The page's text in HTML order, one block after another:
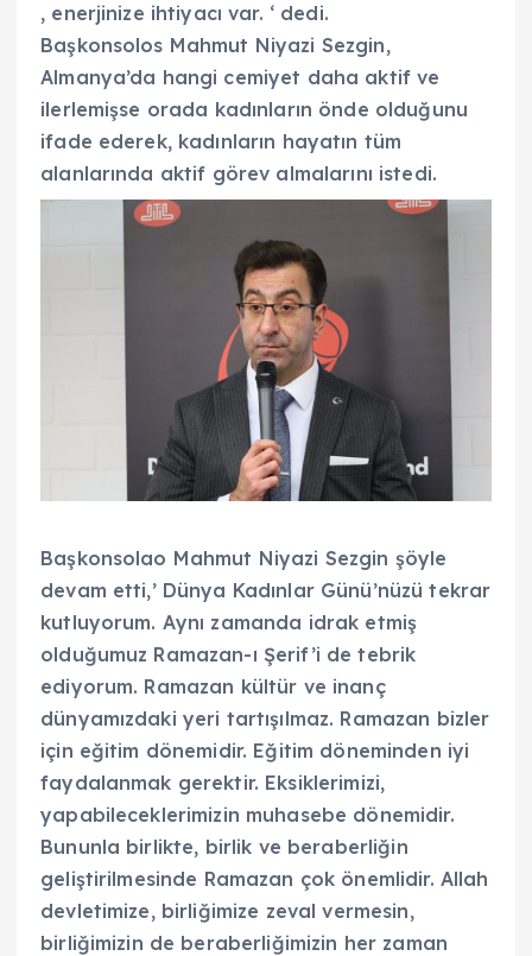
, enerjinize ihtiyacı var. ‘ dedi.
Başkonsolos Mahmut Niyazi Sezgin,
Almanya’da hangi cemiyet daha aktif ve
ilerlemişse orada kadınların önde olduğunu
ifade ederek, kadınların hayatın tüm
alanlarında aktif görev almalarını istedi.
Başkonsolao Mahmut Niyazi Sezgin şöyle
devam etti,’ Dünya Kadınlar Günü’nüzü tekrar
kutluyorum. Aynı zamanda idrak etmiş
olduğumuz Ramazan-ı Şerif’i de tebrik
ediyorum. Ramazan kültür ve inanç
dünyamızdaki yeri tartışılmaz. Ramazan bizler
için eğitim dönemidir. Eğitim döneminden iyi
faydalanmak gerektir. Eksiklerimizi,
yapabileceklerimizin muhasebe dönemidir.
Bununla birlikte, birlik ve beraberliğin
geliştirilmesinde Ramazan çok önemlidir. Allah
devletimize, birliğimize zeval vermesin,
birliğimizin de beraberliğimizin her zaman